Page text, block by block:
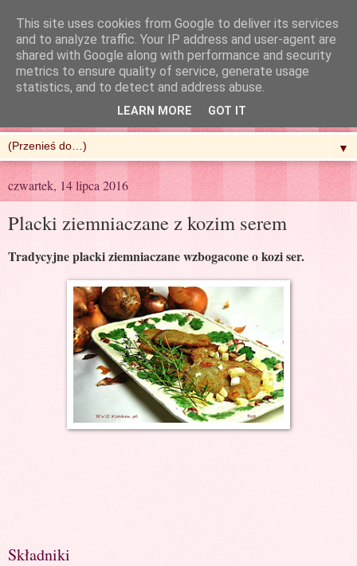
R'n'G Kitchen
▼
czwartek, 14 lipca 2016
Placki ziemniaczane z kozim serem
Tradycyjne placki ziemniaczane wzbogacone o kozi ser.
Składniki
This site uses cookies from Google to deliver its services
and to analyze traffic. Your IP address and user-agent are
shared with Google along with performance and security
metrics to ensure quality of service, generate usage
statistics, and to detect and address abuse.
LEARN MORE GOT IT